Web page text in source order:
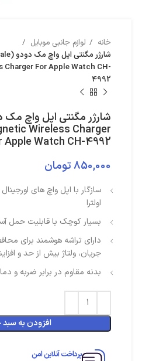
خانه
لوازم جانبی موبایل
For Apple Watch CH-
4992
Wireless Charger
Apple Watch CH-4992
850,000تومان
اولترا
بسیار کوچک با قابلیت حمل
دارای تراشه هوشمند برای
جریان، ولتاژ بیش از حد و
بدنه مقاوم در برابر ضربه و
افزودن به سبد
پرداخت آنلاین امن